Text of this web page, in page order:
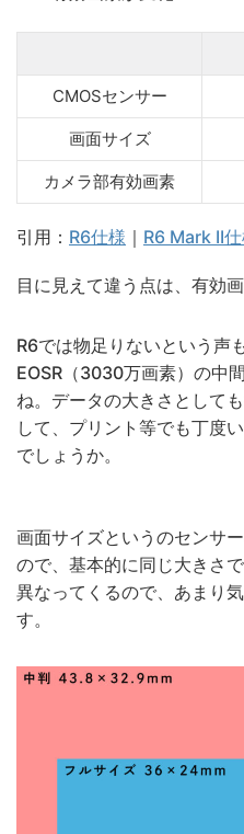
CMOSセンサー
画面サイズ
カメラ部有効画素
引用： R6仕様 ｜ R6 Mark II
目に見えて違う点は、有効画
R6では物足りないという声
EOSR（3030万画素）の中
ね。データの大きさとして
して、プリント等でも丁度
でしょうか。
画面サイズというのセンサ
ので、基本的に同じ大きさ
異なってくるので、あまり
す。